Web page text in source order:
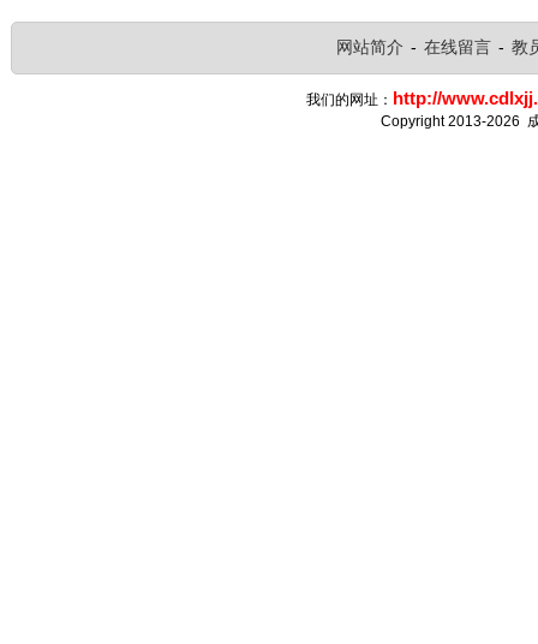
网站简介 - 在线留言 - 教
我们的网址： http://
Copyright 2013-2026